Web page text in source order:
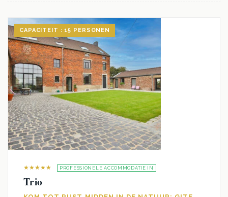
CAPACITEIT : 15 PERSONEN
★★★★★ PROFESSIONELE ACCOMMODATIE IN
Trio